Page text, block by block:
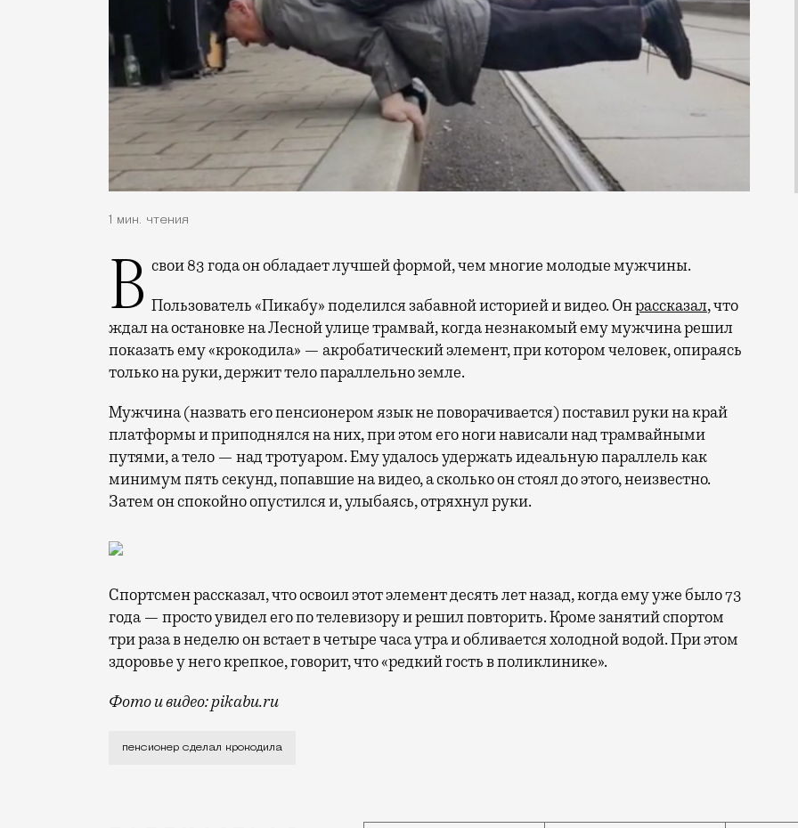
1 мин. чтения
В свои 83 года он обладает лучшей формой, чем многие молодые мужчины.
Пользователь «Пикабу» поделился забавной историей и видео. Онрассказал, что
ждал на остановке на Лесной улице трамвай, когда незнакомый ему мужчина решил
показать ему «крокодила» — акробатический элемент, при котором человек, опираясь
только на руки, держит тело параллельно земле.
Мужчина (назвать его пенсионером язык не поворачивается) поставил руки на край
платформы и приподнялся на них, при этом его ноги нависали над трамвайными
путями, а тело — над тротуаром. Ему удалось удержать идеальную параллель как
минимум пять секунд, попавшие на видео, а сколько он стоял до этого, неизвестно.
Затем он спокойно опустился и, улыбаясь, отряхнул руки.
Спортсмен рассказал, что освоил этот элемент десять лет назад, когда ему уже было 73
года — просто увидел его по телевизору и решил повторить. Кроме занятий спортом
три раза в неделю он встает в четыре часа утра и обливается холодной водой. При этом
здоровье у него крепкое, говорит, что «редкий гость в поликлинике».
Фото и видео: pikabu.ru
В свои 83 года он обладает лучшей формой, чем многие молодые мужчины. Пользователь
пенсионер сделал крокодила